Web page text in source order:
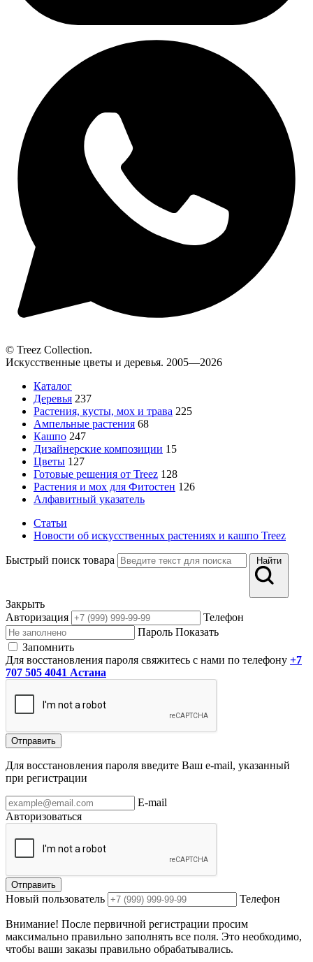
© Treez Collection.
Искусственные цветы и деревья. 2005—2026
Каталог
Деревья 237
Растения, кусты, мох и трава 225
Ампельные растения 68
Кашпо 247
Дизайнерские композиции 15
Цветы 127
Готовые решения от Treez 128
Растения и мох для Фитостен 126
Алфавитный указатель
Статьи
Новости об искусственных растениях и кашпо Treez
Быстрый поиск товара Найти
Закрыть
Авторизация
Телефон
Пароль Показать
Запомнить
Для восстановления пароля свяжитесь с нами по телефону +7
707 505 4041 Астана
Отправить
Для восстановления пароля введите Ваш e-mail, указанный
при регистрации
E-mail
Авторизоваться
Отправить
Новый пользователь Телефон
Внимание! После первичной регистрации просим
максимально правильно заполнять все поля. Это необходимо,
чтобы ваши заказы правильно обрабатывались.